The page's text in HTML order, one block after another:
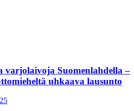
varjolaivoja Suomenlahdella –
uhkaava lausunto